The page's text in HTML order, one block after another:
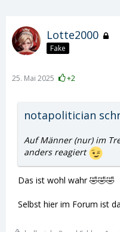
Lotte2000
Fake
25. Mai 2025 +2
notapolitician
Auf Männer (nur) im
anders reagiert
Das ist wohl wahr 🤣🤣🤣
Selbst hier im Forum ist